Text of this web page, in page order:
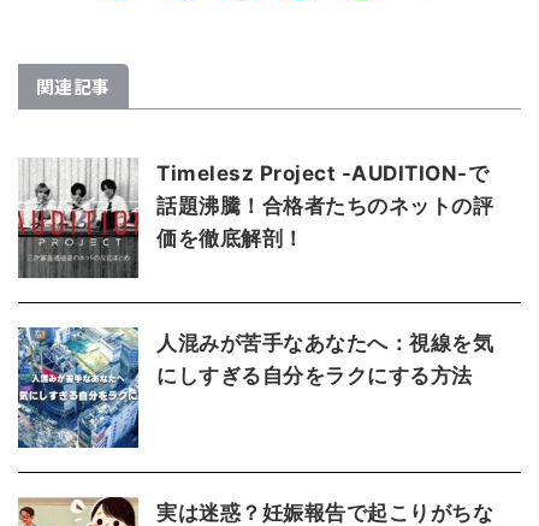
関連記事
Timelesz Project -AUDITION-で
話題沸騰！合格者たちのネットの評
価を徹底解剖！
人混みが苦手なあなたへ：視線を気
にしすぎる自分をラクにする方法
実は迷惑？妊娠報告で起こりがちな